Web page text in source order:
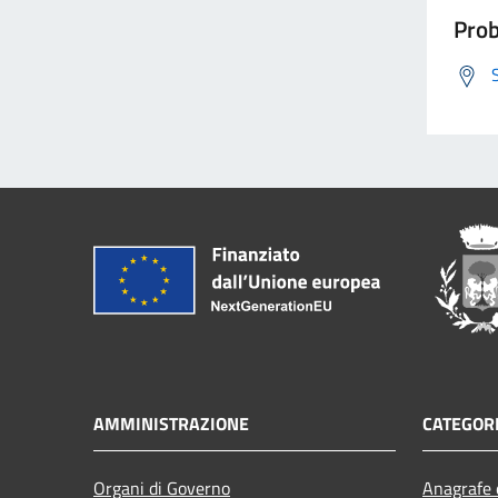
AMMINISTRAZIONE
Organi di Governo